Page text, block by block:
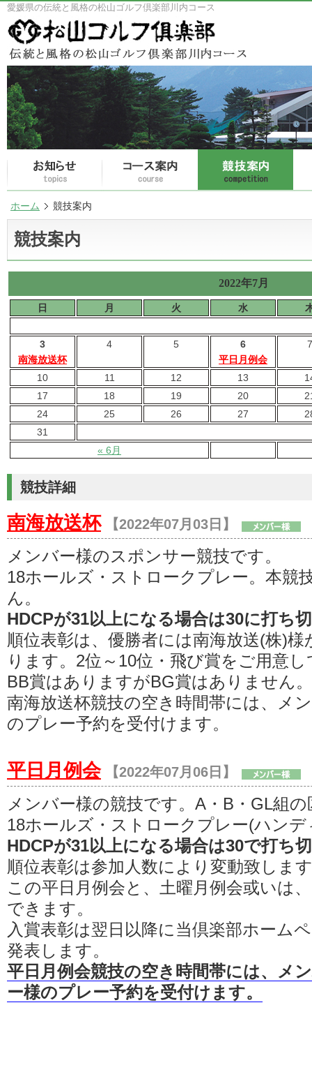
愛媛県の伝統と風格の松山ゴルフ倶楽部川内コース
ホーム 競技案内
競技案内
2022年7月
日 月 火 水
3
南海放送杯
4 5
6
平日月例会
7
10 11 12 13
17
18 19 20
24
25 26 27
31
« 6月
競技詳細
南海放送杯【2022年07月03日】
メンバー様のスポンサー競技です。
18ホールズ・ストロークプレー。本競
ん。
HDCPが31以上になる場合は30に打ち
順位表彰は、優勝者には南海放送(株)
ります。2位～10位・飛び賞をご用意
BB賞はありますがBG賞はありません。
南海放送杯競技の空き時間帯には、メ
のプレー予約を受付けます。
平日月例会【2022年07月06日】
メンバー様の競技です。A・B・GL組
18ホールズ・ストロークプレー(ハンデ
HDCPが31以上になる場合は30で打ち
順位表彰は参加人数により変動致しま
この平日月例会と、土曜月例会或いは
できます。
入賞表彰は翌日以降に当倶楽部ホーム
発表します。
平日月例会競技の空き時間帯には、メ
ー様のプレー予約を受付けます。